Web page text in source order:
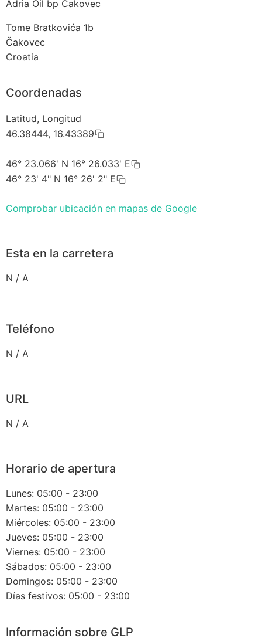
Adria Oil bp Čakovec
Tome Bratkovića 1b
Čakovec
Croatia
Coordenadas
Latitud, Longitud
46.38444, 16.43389
46° 23.066' N 16° 26.033' E
46° 23' 4" N 16° 26' 2" E
Comprobar ubicación en mapas de Google
Esta en la carretera
N / A
Teléfono
N / A
URL
N / A
Horario de apertura
Lunes: 05:00 - 23:00
Martes: 05:00 - 23:00
Miércoles: 05:00 - 23:00
Jueves: 05:00 - 23:00
Viernes: 05:00 - 23:00
Sábados: 05:00 - 23:00
Domingos: 05:00 - 23:00
Días festivos: 05:00 - 23:00
Información sobre GLP